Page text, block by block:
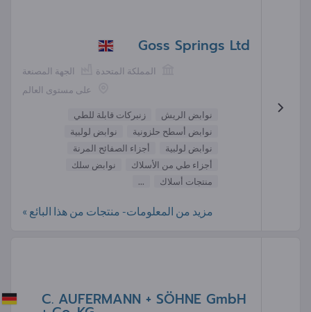
Goss Springs Ltd
الجهة المصنعة
المملكة المتحدة
على مستوى العالم
نوابض الريش
زنبركات قابلة للطي
نوابض أسطح حلزونية
نوابض لولبية
نوابض لولبية
أجزاء الصفائح المرنة
أجزاء طي من الأسلاك
نوابض سلك
منتجات أسلاك
...
مزيد من المعلومات- منتجات من هذا البائع »
C. AUFERMANN + SÖHNE GmbH